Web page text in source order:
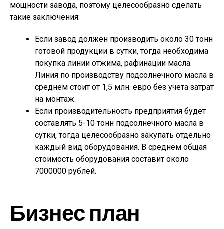
мощности завода, поэтому целесообразно сделать
такие заключения:
Если завод должен производить около 30 тонн
готовой продукции в сутки, тогда необходима
покупка линии отжима, рафинации масла.
Линия по производству подсолнечного масла в
среднем стоит от 1,5 млн. евро без учета затрат
на монтаж.
Если производительность предприятия будет
составлять 5-10 тонн подсолнечного масла в
сутки, тогда целесообразно закупать отдельно
каждый вид оборудования. В среднем общая
стоимость оборудования составит около
7000000 рублей.
Бизнес план